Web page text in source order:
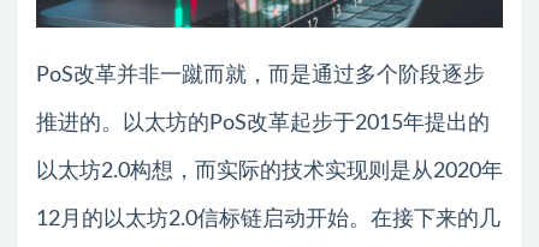
PoS改革并非一蹴而就，而是通过多个阶段逐步
推进的。以太坊的PoS改革起步于2015年提出的
以太坊2.0构想，而实际的技术实现则是从2020年
12月的以太坊2.0信标链启动开始。在接下来的几